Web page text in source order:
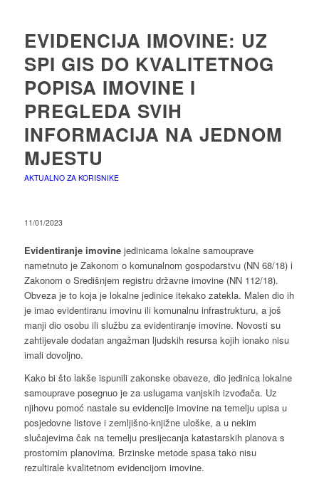
EVIDENCIJA IMOVINE: UZ
SPI GIS DO KVALITETNOG
POPISA IMOVINE I
PREGLEDA SVIH
INFORMACIJA NA JEDNOM
MJESTU
AKTUALNO ZA KORISNIKE
11/01/2023
Evidentiranje imovinejedinicama lokalne samouprave
nametnuto je Zakonom o komunalnom gospodarstvu (NN 68/18) i
Zakonom o Središnjem registru državne imovine (NN 112/18).
Obveza je to koja je lokalne jedinice itekako zatekla. Malen dio ih
je imao evidentiranu imovinu ili komunalnu infrastrukturu, a još
manji dio osobu ili službu za evidentiranje imovine. Novosti su
zahtijevale dodatan angažman ljudskih resursa kojih ionako nisu
imali dovoljno.
Kako bi što lakše ispunili zakonske obaveze, dio jedinica lokalne
samouprave posegnuo je za uslugama vanjskih izvođača. Uz
njihovu pomoć nastale su evidencije imovine na temelju upisa u
posjedovne listove i zemljišno-knjižne uloške, a u nekim
slučajevima čak na temelju presijecanja katastarskih planova s
prostornim planovima. Brzinske metode spasa tako nisu
rezultirale kvalitetnom evidencijom imovine.